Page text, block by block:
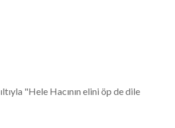
"Hele Hacının elini öp de dile